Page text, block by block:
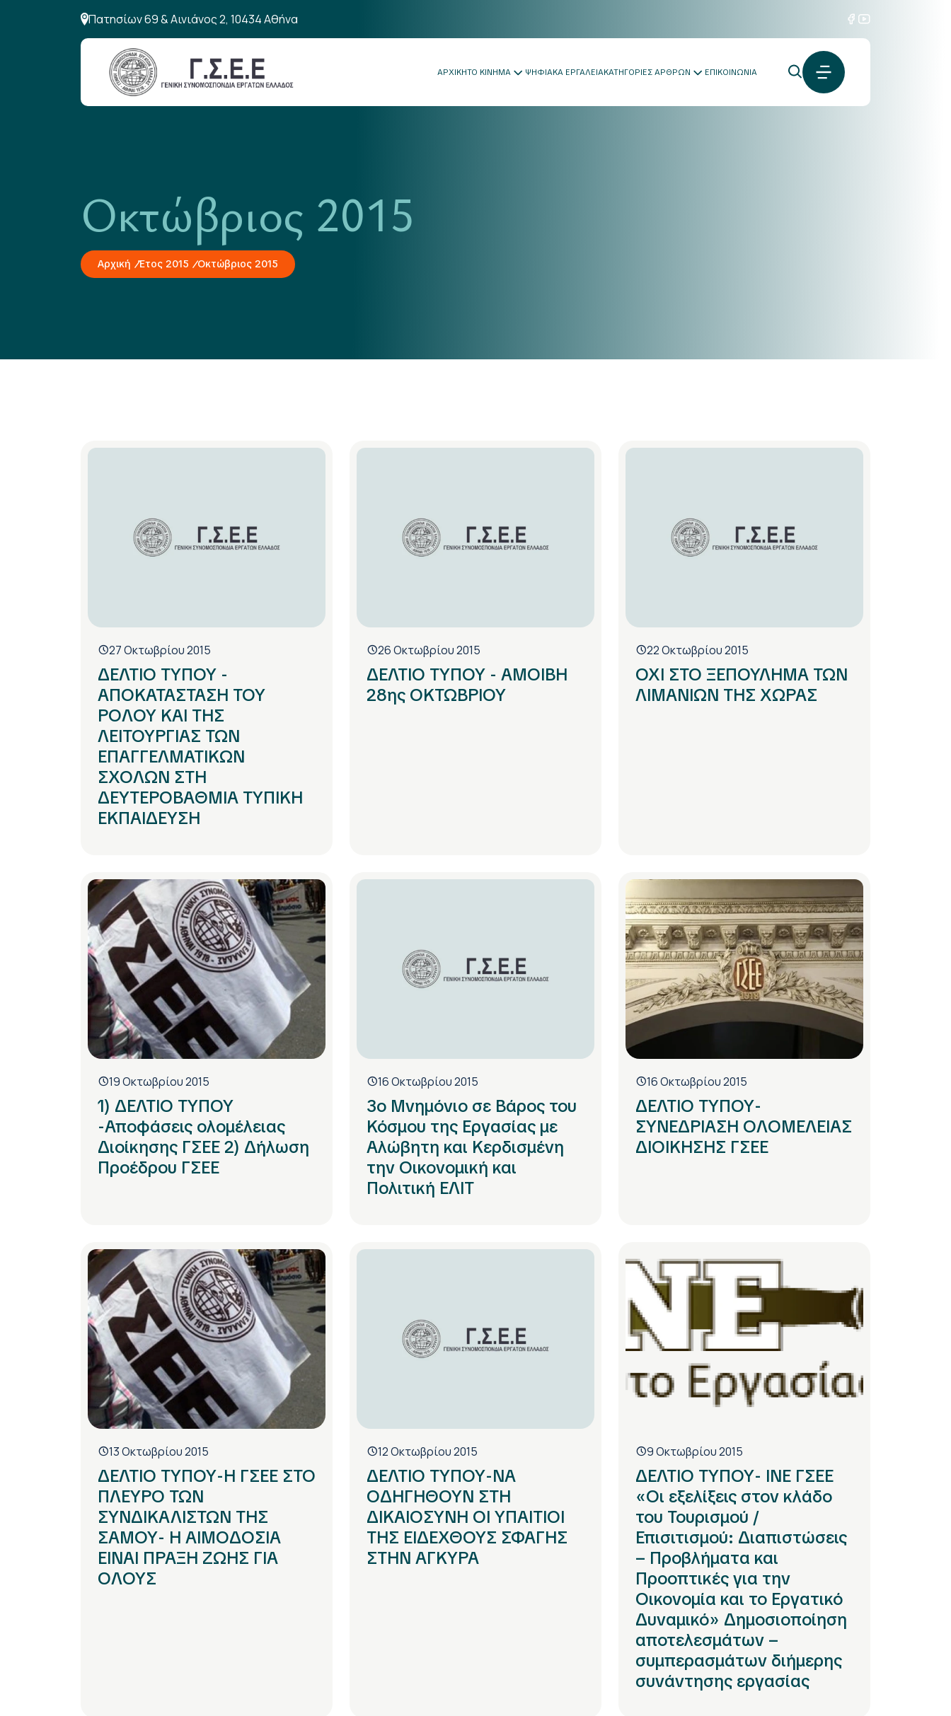
Πατησίων 69 & Αινιάνος 2, 10434 Αθήνα
ΑΡΧΙΚΗΤΟ ΚΙΝΗΜΑ ΨΗΦΙΑΚΑ ΕΡΓΑΛΕΙΑΚΑΤΗΓΟΡΙΕΣ ΑΡΘΡΩΝ ΕΠΙΚΟΙΝΩΝΙΑ
Οκτώβριος 2015
Αρχική Έτος 2015 Οκτώβριος 2015
27 Οκτωβρίου 2015
ΔΕΛΤΙΟ ΤΥΠΟΥ -
ΑΠΟΚΑΤΑΣΤΑΣΗ ΤΟΥ
ΡΟΛΟΥ ΚΑΙ ΤΗΣ
ΛΕΙΤΟΥΡΓΙΑΣ ΤΩΝ
ΕΠΑΓΓΕΛΜΑΤΙΚΩΝ
ΣΧΟΛΩΝ ΣΤΗ
ΔΕΥΤΕΡΟΒΑΘΜΙΑ ΤΥΠΙΚΗ
ΕΚΠΑΙΔΕΥΣΗ
26 Οκτωβρίου 2015
ΔΕΛΤΙΟ ΤΥΠΟΥ - ΑΜΟΙΒΗ
28ης ΟΚΤΩΒΡΙΟΥ
22 Οκτωβρίου 2015
ΟΧΙ ΣΤΟ ΞΕΠΟΥΛΗΜΑ ΤΩΝ
ΛΙΜΑΝΙΩΝ ΤΗΣ ΧΩΡΑΣ
19 Οκτωβρίου 2015
1) ΔΕΛΤΙΟ ΤΥΠΟΥ
-Αποφάσεις ολομέλειας
Διοίκησης ΓΣΕΕ 2) Δήλωση
Προέδρου ΓΣΕΕ
16 Οκτωβρίου 2015
3ο Μνημόνιο σε Βάρος του
Κόσμου της Εργασίας με
Αλώβητη και Κερδισμένη
την Οικονομική και
Πολιτική ΕΛΙΤ
16 Οκτωβρίου 2015
ΔΕΛΤΙΟ ΤΥΠΟΥ-
ΣΥΝΕΔΡΙΑΣΗ ΟΛΟΜΕΛΕΙΑΣ
ΔΙΟΙΚΗΣΗΣ ΓΣΕΕ
13 Οκτωβρίου 2015
ΔΕΛΤΙΟ ΤΥΠΟΥ-Η ΓΣΕΕ ΣΤΟ
ΠΛΕΥΡΟ ΤΩΝ
ΣΥΝΔΙΚΑΛΙΣΤΩΝ ΤΗΣ
ΣΑΜΟΥ- Η ΑΙΜΟΔΟΣΙΑ
ΕΙΝΑΙ ΠΡΑΞΗ ΖΩΗΣ ΓΙΑ
ΟΛΟΥΣ
12 Οκτωβρίου 2015
ΔΕΛΤΙΟ ΤΥΠΟΥ-ΝΑ
ΟΔΗΓΗΘΟΥΝ ΣΤΗ
ΔΙΚΑΙΟΣΥΝΗ ΟΙ ΥΠΑΙΤΙΟΙ
ΤΗΣ ΕΙΔΕΧΘΟΥΣ ΣΦΑΓΗΣ
ΣΤΗΝ ΑΓΚΥΡΑ
9 Οκτωβρίου 2015
ΔΕΛΤΙΟ ΤΥΠΟΥ- ΙΝΕ ΓΣΕΕ
«Οι εξελίξεις στον κλάδο
του Τουρισμού /
Επισιτισμού: Διαπιστώσεις
– Προβλήματα και
Προοπτικές για την
Οικονομία και το Εργατικό
Δυναμικό» Δημοσιοποίηση
αποτελεσμάτων –
συμπερασμάτων διήμερης
συνάντησης εργασίας